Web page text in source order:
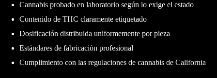
Cannabis probado en laboratorio según lo exige el estado
Contenido de THC claramente etiquetado
Dosificación distribuida uniformemente por pieza
Estándares de fabricación profesional
Cumplimiento con las regulaciones de cannabis de California